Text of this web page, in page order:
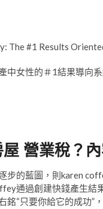
The #1 Results
中女性的＃1結果導向
營業稅？
步的藍圖，則karen
通過創建快錢產生
銘“只要你給它的成功